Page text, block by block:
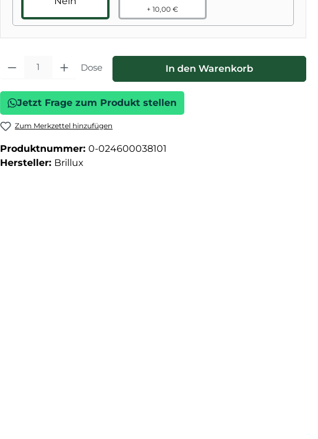
+ 10,00 €
Produkt Anzahl: Gib den gewünschten Wert ein oder benutze die
Dose In den Warenkorb
Jetzt Frage zum Produkt stellen
Zum Merkzettel hinzufügen
Produktnummer: 0-024600038101
Hersteller: Brillux